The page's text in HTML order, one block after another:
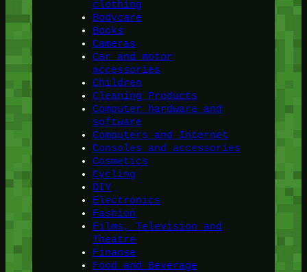
clothing
Bodycare
Books
Cameras
Car and motor
accessories
Children
Cleaning Products
Computer hardware and
software
Computers and Internet
Consoles and accessories
Cosmetics
Cycling
DIY
Electronics
Fashion
Films, Television and
Theatre
Finanse
Food and Beverage